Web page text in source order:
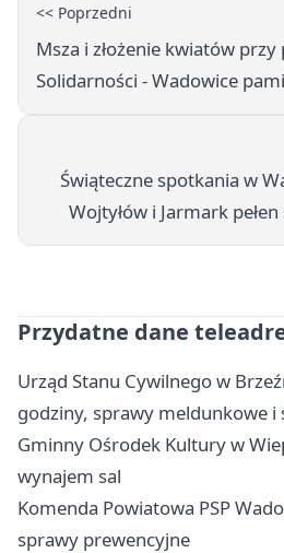
<< Poprzedni
Msza i złożenie kwiatów
Solidarności - Wadowice
Świąteczne spotkania w
Wojtyłów i Jarmark
Przydatne dane
Urząd Stanu Cywilnego w
godziny, sprawy meldunkowe i
Gminny Ośrodek Kultury w
wynajem sal
Komenda Powiatowa PSP
sprawy prewencyjne